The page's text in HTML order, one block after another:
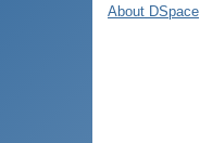
About DSpace